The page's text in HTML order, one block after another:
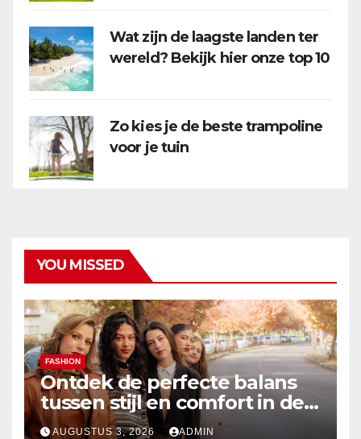
Wat zijn de laagste landen ter
wereld? Bekijk hier onze top 10
Zo kies je de beste trampoline
voor je tuin
YOU MISSED
FASHION
Ontdek de perfecte balans
tussen stijl en comfort in de
nieuwste damesmode
AUGUSTUS 3, 2026 ADMIN